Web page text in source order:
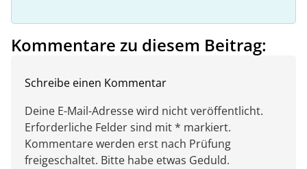
Kommentare zu diesem Beitrag:
Schreibe einen Kommentar
Deine E-Mail-Adresse wird nicht veröffentlicht.
Erforderliche Felder sind mit * markiert.
Kommentare werden erst nach Prüfung
freigeschaltet. Bitte habe etwas Geduld.